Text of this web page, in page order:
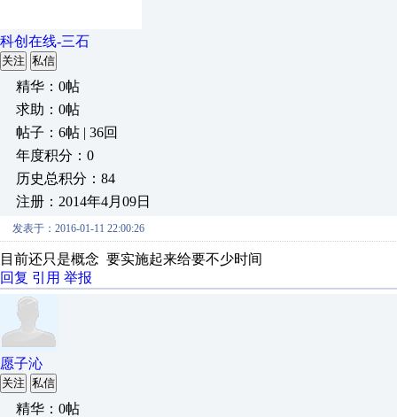
科创在线-三石
关注 私信
精华：0帖
求助：0帖
帖子：6帖 | 36回
年度积分：0
历史总积分：84
注册：2014年4月09日
发表于：2016-01-11 22:00:26
目前还只是概念 要实施起来给要不少时间
回复 引用 举报
愿子沁
关注 私信
精华：0帖